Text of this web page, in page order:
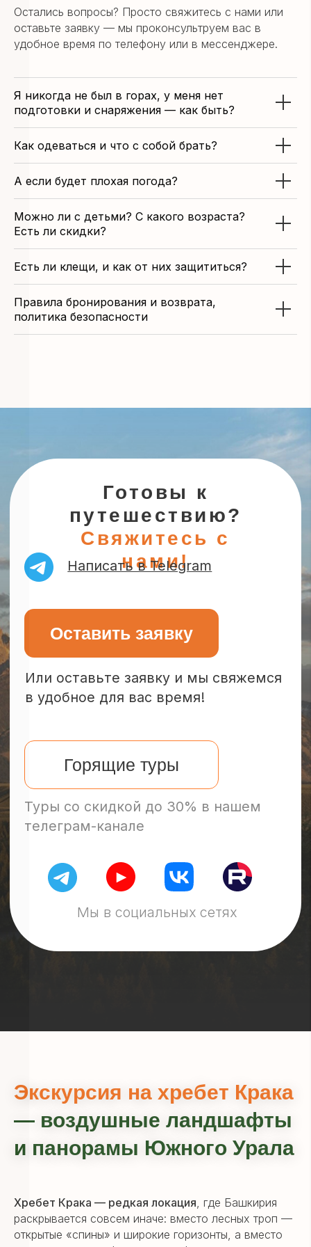
Остались вопросы? Просто свяжитесь с нами или
оставьте заявку — мы проконсультруем вас в
удобное время по телефону или в мессенджере.
Я никогда не был в горах, у меня нет
подготовки и снаряжения — как быть?
Как одеваться и что с собой брать?
А если будет плохая погода?
Можно ли с детьми? С какого возраста?
Есть ли скидки?
Есть ли клещи, и как от них защититься?
Правила бронирования и возврата,
политика безопасности
Экскурсия на хребет Крака
— воздушные ландшафты
и панорамы Южного Урала
Хребет Крака — редкая локация , где Башкирия
раскрывается совсем иначе: вместо лесных троп —
открытые «спины» и широкие горизонты, а вместо